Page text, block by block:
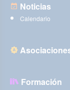
Noticias
Calendario
Formación